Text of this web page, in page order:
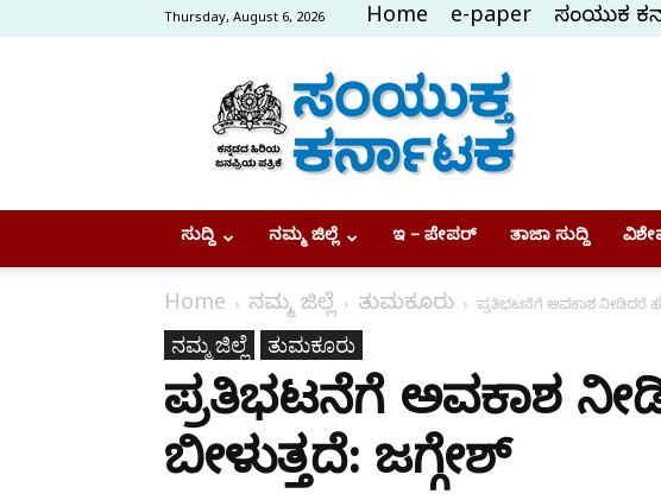
Thursday, August 6, 2026 Home e-paper ಸಂಯುಕ್ತ
Samyukta
Karnataka
ಸುದ್ದಿ ನಮ್ಮ ಜಿಲ್ಲೆ ಇ – ಪೇಪರ್ ತಾಜಾ ಸುದ್ದಿ
Home ನಮ್ಮ ಜಿಲ್ಲೆ ತುಮಕೂರು ಪ್ರತಿಭಟನೆಗೆ ಅವಕಾಶ ನೀಡಿದರೆ
ನಮ್ಮ ಜಿಲ್ಲೆ ತುಮಕೂರು
ಪ್ರತಿಭಟನೆಗೆ ಅವಕಾಶ
ಬೀಳುತ್ತದೆ: ಜಗ್ಗೇಶ್